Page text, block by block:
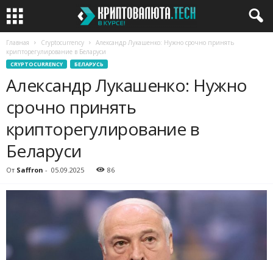
Главная Cryptocurrency
Александр Лукашенко: Нужно срочно принять
крипторегулирование в Беларуси
CRYPTOCURRENCY БЕЛАРУСЬ
Александр Лукашенко: Нужно
срочно принять
крипторегулирование в
Беларуси
От Saffron - 05.09.2025 86